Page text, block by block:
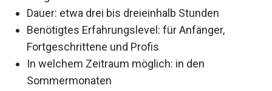
Dauer: etwa drei bis dreieinhalb Stunden
Benötigtes Erfahrungslevel: für Anfänger,
Fortgeschrittene und Profis
In welchem Zeitraum möglich: in den
Sommermonaten